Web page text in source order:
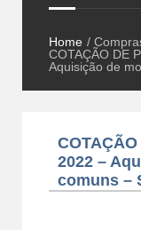
Home /
COTAÇÃO DE
Aquisição de
2022 –
comuns –